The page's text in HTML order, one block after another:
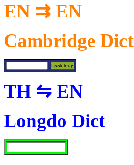
EN ⇉ EN
Cambridge Dict
TH ⇋ EN
Longdo Dict